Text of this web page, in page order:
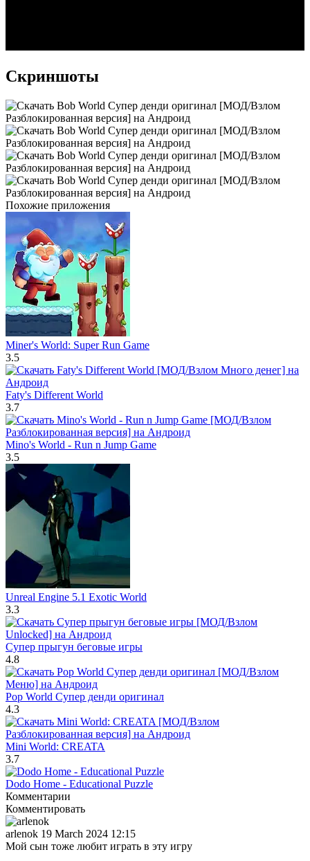
Скриншоты
Похожие приложения
Miner's World: Super Run Game
3.5
Faty's Different World
3.7
Mino's World - Run n Jump Game
3.5
Unreal Engine 5.1 Exotic World
3.3
Супер прыгун беговые игры
4.8
Pop World Супер денди оригинал
4.3
Mini World: CREATA
3.7
Dodo Home - Educational Puzzle
Комментарии
Комментировать
arlenok 19 March 2024 12:15
Мой сын тоже любит играть в эту игру